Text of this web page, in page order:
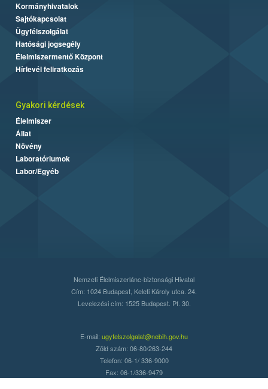
Kormányhivatalok
Sajtókapcsolat
Ügyfélszolgálat
Hatósági jogsegély
Élelmiszermentő Központ
Hírlevél feliratkozás
Gyakori kérdések
Élelmiszer
Állat
Növény
Laboratóriumok
Labor/Egyéb
Nemzeti Élelmiszerlánc-biztonsági Hivatal
Cím: 1024 Budapest, Keleti Károly utca. 24.
Levelezési cím: 1525 Budapest. Pf. 30.
E-mail: ugyfelszolgalat@nebih.gov.hu
Zöld szám: 06-80/263-244
Telefon: 06-1/ 336-9000
Fax: 06-1/336-9479